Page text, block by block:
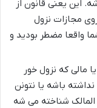
این یعنی قانون از
مجازات نزول
واقعا مضطر بودید و
مالی که نزول خور
باشه یا نتونن
شناخته می شه